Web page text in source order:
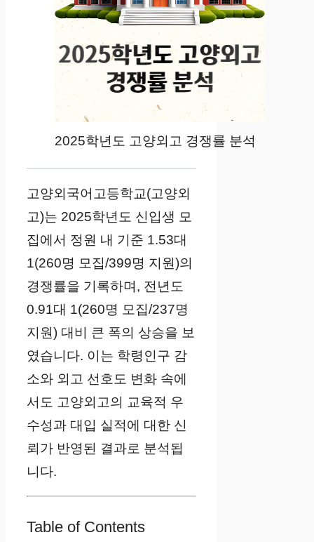
2025학년도 고양외고 경쟁률 분석
고양외국어고등학교(고양외
고)는 2025학년도 신입생 모
집에서 정원 내 기준 1.53대
1(260명 모집/399명 지원)의
경쟁률을 기록하며, 전년도
0.91대 1(260명 모집/237명
지원) 대비 큰 폭의 상승을 보
였습니다. 이는 학령인구 감
소와 외고 선호도 변화 속에
서도 고양외고의 교육적 우
수성과 대입 실적에 대한 신
뢰가 반영된 결과로 분석됩
니다.
Table of Contents